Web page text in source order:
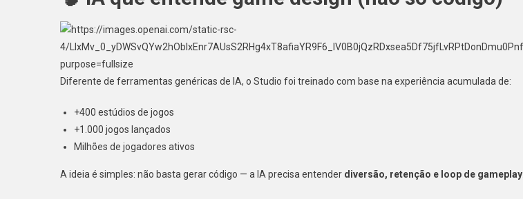
Diferente de ferramentas genéricas de IA, o Studio foi treinado com base na experiência acumulada de:
+400 estúdios de jogos
+1.000 jogos lançados
Milhões de jogadores ativos
A ideia é simples: não basta gerar código — a IA precisa entender diversão, retenção e loop de gameplay